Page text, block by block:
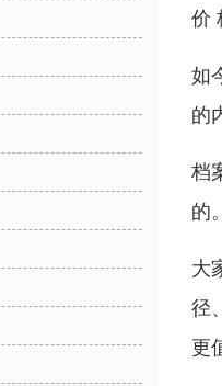
价
如
的
档
的
大
径
更